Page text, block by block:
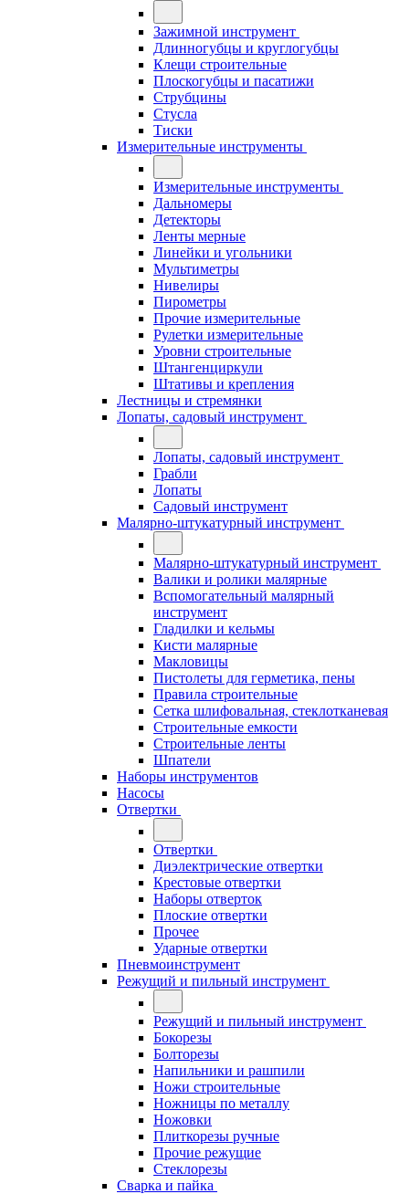
Зажимной инструмент
Длинногубцы и круглогубцы
Клещи строительные
Плоскогубцы и пасатижи
Струбцины
Стусла
Тиски
Измерительные инструменты
Измерительные инструменты
Дальномеры
Детекторы
Ленты мерные
Линейки и угольники
Мультиметры
Нивелиры
Пирометры
Прочие измерительные
Рулетки измерительные
Уровни строительные
Штангенциркули
Штативы и крепления
Лестницы и стремянки
Лопаты, садовый инструмент
Лопаты, садовый инструмент
Грабли
Лопаты
Садовый инструмент
Малярно-штукатурный инструмент
Малярно-штукатурный инструмент
Валики и ролики малярные
Вспомогательный малярный
инструмент
Гладилки и кельмы
Кисти малярные
Макловицы
Пистолеты для герметика, пены
Правила строительные
Сетка шлифовальная, стеклотканевая
Строительные емкости
Строительные ленты
Шпатели
Наборы инструментов
Насосы
Отвертки
Отвертки
Диэлектрические отвертки
Крестовые отвертки
Наборы отверток
Плоские отвертки
Прочее
Ударные отвертки
Пневмоинструмент
Режущий и пильный инструмент
Режущий и пильный инструмент
Бокорезы
Болторезы
Напильники и рашпили
Ножи строительные
Ножницы по металлу
Ножовки
Плиткорезы ручные
Прочие режущие
Стеклорезы
Сварка и пайка